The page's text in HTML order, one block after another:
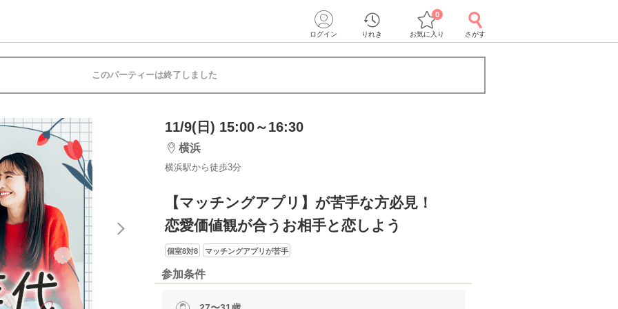
ログイン りれき お気に入り
0
さがす
このパーティーは終了しました
11/9(日) 15:00～16:30
横浜
横浜駅から徒歩3分
【マッチングアプリ】が苦手な方必見！
恋愛価値観が合うお相手と恋しよう
個室8対8 マッチングアプリが苦手
参加条件